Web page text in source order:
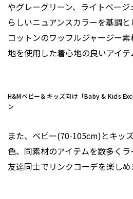
やグレーグリーン、ライトベー
らしいニュアンスカラーを基調
コットンのワッフルジャージー
地を使用した着心地の良いアイテ
H&Mベビー＆キッズ向け「Baby & Kids
ン
また、ベビー(70-105cm)とキッ
色、同素材のアイテムを数多くラ
友達同士でリンクコーデを楽しめ